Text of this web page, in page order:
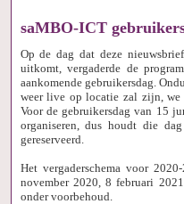
saMBO-ICT
Op de dag dat deze nieuwsbrief
uitkomt, vergaderde de
aankomende gebruikersdag.
weer live op locatie zal zijn,
Voor de gebruikersdag van 15
organiseren, dus houdt die
gereserveerd.
Het vergaderschema voor
november 2020, 8 februari
onder voorbehoud.